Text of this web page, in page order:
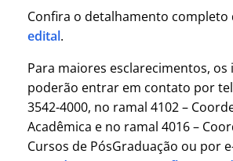
Confira o detalhamento completo
edital.
Para maiores esclarecimentos, os
poderão entrar em contato por
3542-4000, no ramal 4102 –
Acadêmica e no ramal 4016 –
Cursos de PósGraduação ou por